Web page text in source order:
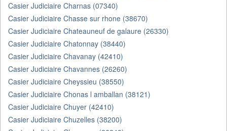
Casier Judiciaire Charnas (07340)
Casier Judiciaire Chasse sur rhone (38670)
Casier Judiciaire Chateauneuf de galaure (26330)
Casier Judiciaire Chatonnay (38440)
Casier Judiciaire Chavanay (42410)
Casier Judiciaire Chavannes (26260)
Casier Judiciaire Cheyssieu (38550)
Casier Judiciaire Chonas l amballan (38121)
Casier Judiciaire Chuyer (42410)
Casier Judiciaire Chuzelles (38200)